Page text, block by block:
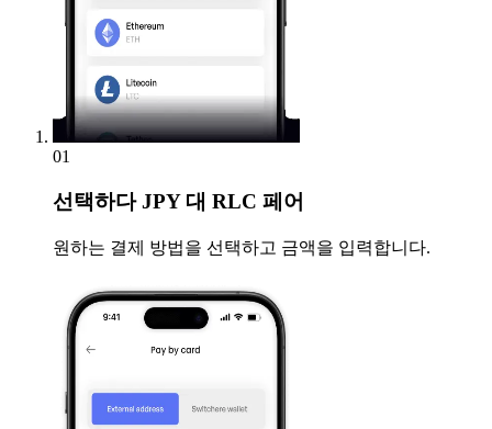
01
선택하다JPY 대 RLC 페어
원하는 결제 방법을 선택하고 금액을 입력합니다.